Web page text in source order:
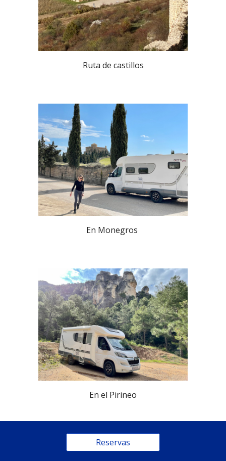
Ruta de castillos
En Monegros
En el Pirineo
Reservas